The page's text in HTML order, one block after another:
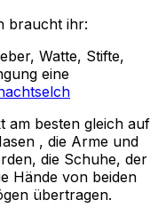
braucht ihr:
Watte, Stifte,
eine
am besten gleich auf
, die Arme und
die Schuhe, der
Hände von beiden
übertragen.